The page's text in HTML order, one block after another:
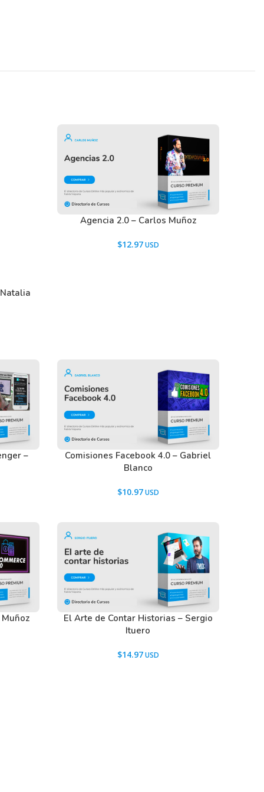
Agencia 2.0 – Carlos Muñoz
$12.97
–
Comisiones Facebook 4.0 – Gabriel
Blanco
$10.97
El Arte de Contar Historias – Sergio
Ituero
$14.97